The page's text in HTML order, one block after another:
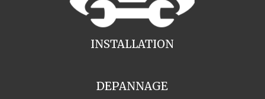
INSTALLATION
DEPANNAGE